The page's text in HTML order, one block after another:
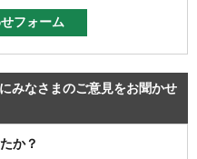
みなさまのご意見をお聞かせ
か？